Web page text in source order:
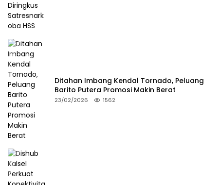
Ditahan Imbang Kendal Tornado, Peluang
Barito Putera Promosi Makin Berat
23/02/2026 1562